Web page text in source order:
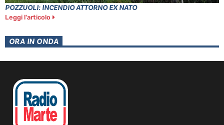
POZZUOLI: INCENDIO ATTORNO EX NATO
Leggi l'articolo
ORA IN ONDA